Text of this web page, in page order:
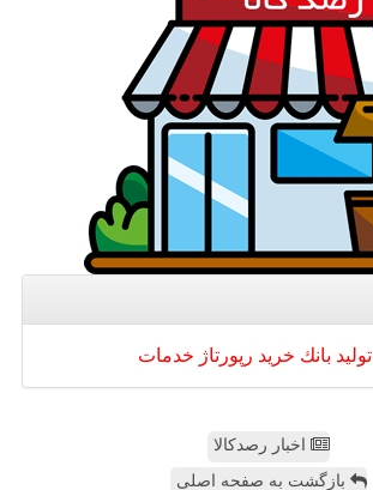
تولید بانك خرید رپورتاژ خدمات
اخبار رصدکالا
بازگشت به صفحه اصلی